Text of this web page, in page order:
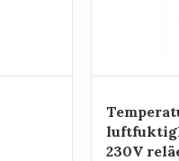
230V